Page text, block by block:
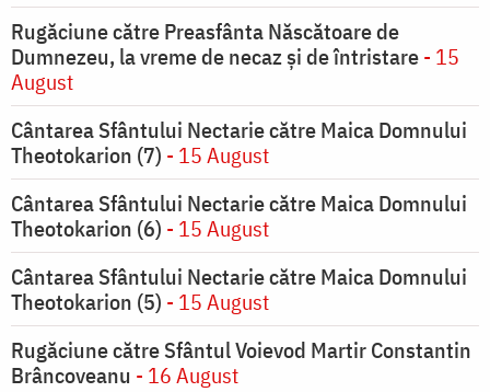
Rugăciune către Preasfânta Născătoare de
Dumnezeu, la vreme de necaz şi de întristare- 15
August
Cântarea Sfântului Nectarie către Maica Domnului
Theotokarion (7) - 15 August
Cântarea Sfântului Nectarie către Maica Domnului
Theotokarion (6) - 15 August
Cântarea Sfântului Nectarie către Maica Domnului
Theotokarion (5) - 15 August
Rugăciune către Sfântul Voievod Martir Constantin
Brâncoveanu - 16 August